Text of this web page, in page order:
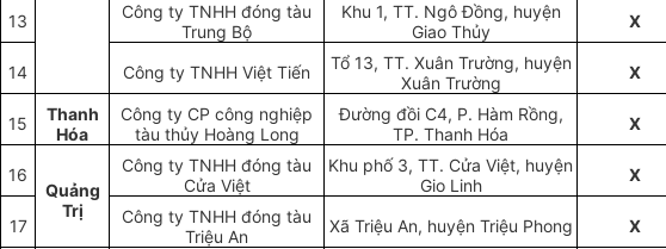
13
Công ty TNHH đóng tàu
Trung Bộ
Khu 1, TT. Ngô Đồng, huyện
Giao Thủy
X
14 Công ty TNHH Việt Tiến
Tổ 13, TT. Xuân Trường, huyện
Xuân Trường
X
15
Thanh
Hóa
Công ty CP công nghiệp
tàu thủy Hoàng Long
Đường đồi C4, P. Hàm Rồng,
TP. Thanh Hóa
X
16
Quảng
Trị
Công ty TNHH đóng tàu
Cửa Việt
Khu phố 3, TT. Cửa Việt, huyện
Gio Linh
X
17
Công ty TNHH đóng tàu
Triệu An
Xã Triệu An, huyện Triệu Phong X